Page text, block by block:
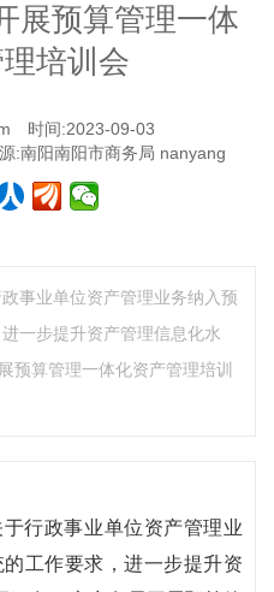
展预算管理一体
培训会
时间:2023-09-03
:南阳南阳市商务局 nanyang
事业单位资产管理业务纳入预
一步提升资产管理信息化水
预算管理一体化资产管理培训
行政事业单位资产管理业
工作要求，进一步提升资